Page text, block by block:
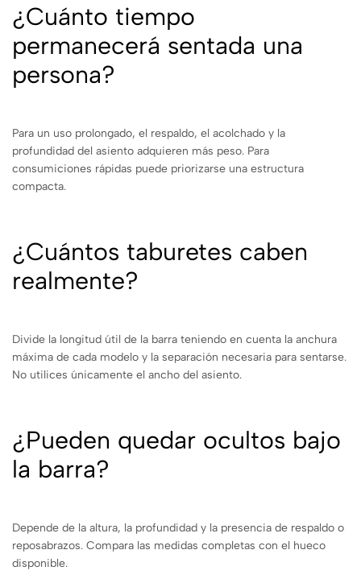
¿Cuánto tiempo
permanecerá sentada una
persona?
Para un uso prolongado, el respaldo, el acolchado y la
profundidad del asiento adquieren más peso. Para
consumiciones rápidas puede priorizarse una estructura
compacta.
¿Cuántos taburetes caben
realmente?
Divide la longitud útil de la barra teniendo en cuenta la anchura
máxima de cada modelo y la separación necesaria para sentarse.
No utilices únicamente el ancho del asiento.
¿Pueden quedar ocultos bajo
la barra?
Depende de la altura, la profundidad y la presencia de respaldo o
reposabrazos. Compara las medidas completas con el hueco
disponible.